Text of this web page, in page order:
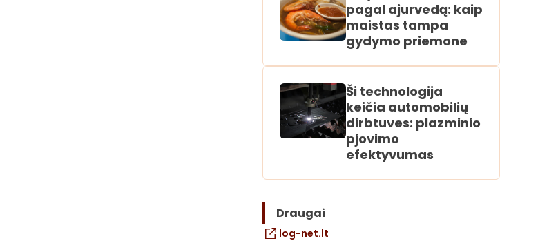
pagal ajurvedą: kaip
maistas tampa
gydymo priemone
Ši technologija
keičia automobilių
dirbtuves: plazminio
pjovimo
efektyvumas
Draugai
log-net.lt